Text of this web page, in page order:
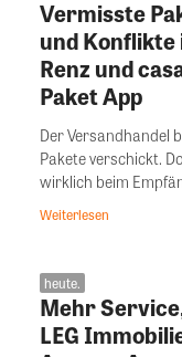
Vermisste
und Konflikte
Renz und
Paket App
Der Versandhandel
Pakete verschickt.
wirklich beim
Weiterlesen
heute.
Mehr
LEG